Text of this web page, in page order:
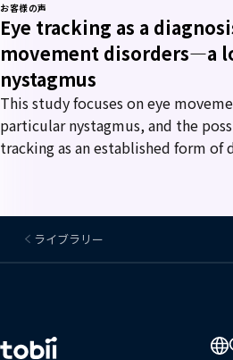
お客様の声
Eye tracking as a
movement disorders—a
nystagmus
This study focuses on eye
particular nystagmus, and the
tracking as an established form of
ライブラリー
言